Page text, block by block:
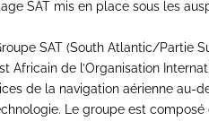
SAT mis en place sous les
SAT (South Atlantic/Partie
Africain de l’Organisation
de la navigation aérienne au-
Le groupe est